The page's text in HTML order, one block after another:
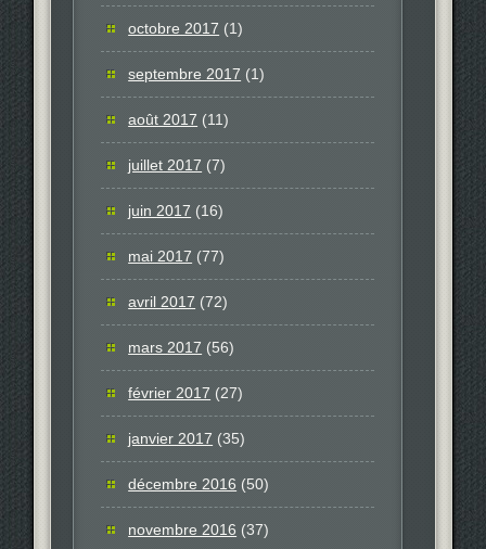
octobre 2017 (1)
septembre 2017 (1)
août 2017 (11)
juillet 2017 (7)
juin 2017 (16)
mai 2017 (77)
avril 2017 (72)
mars 2017 (56)
février 2017 (27)
janvier 2017 (35)
décembre 2016 (50)
novembre 2016 (37)